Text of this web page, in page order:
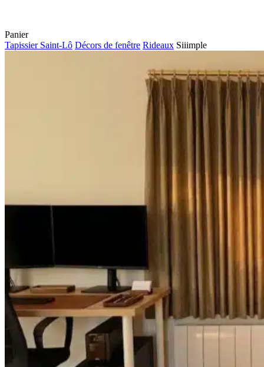
PanierFermer
le
Tapissier Saint-Lô Décors de fenêtre Rideaux Siiimple